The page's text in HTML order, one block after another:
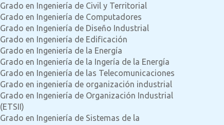
Grado en Ingeniería de Civil y Territorial
Grado en Ingeniería de Computadores
Grado en Ingeniería de Diseño Industrial
Grado en Ingeniería de Edificación
Grado en Ingeniería de la Energía
Grado en Ingeniería de la Ingería de la Energía
Grado en Ingeniería de las Telecomunicaciones
Grado en ingeniería de organización industrial
Grado en Ingeniería de Organización Industrial
(ETSII)
Grado en Ingeniería de Sistemas de la